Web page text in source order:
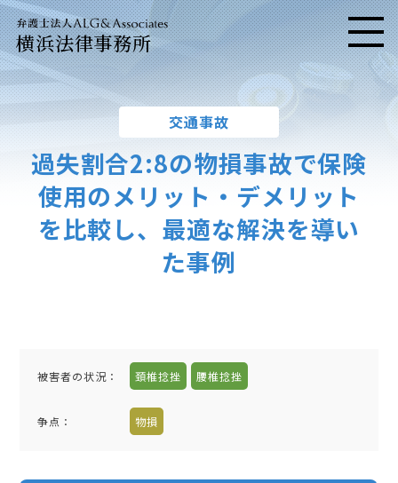
横浜法律事務所 メニ
交通事故
過失割合2:8の物損事故で保険
使用のメリット・デメリット
を比較し、最適な解決を導い
た事例
被害者の状況： 頚椎捻挫 腰椎捻挫
争点： 物損